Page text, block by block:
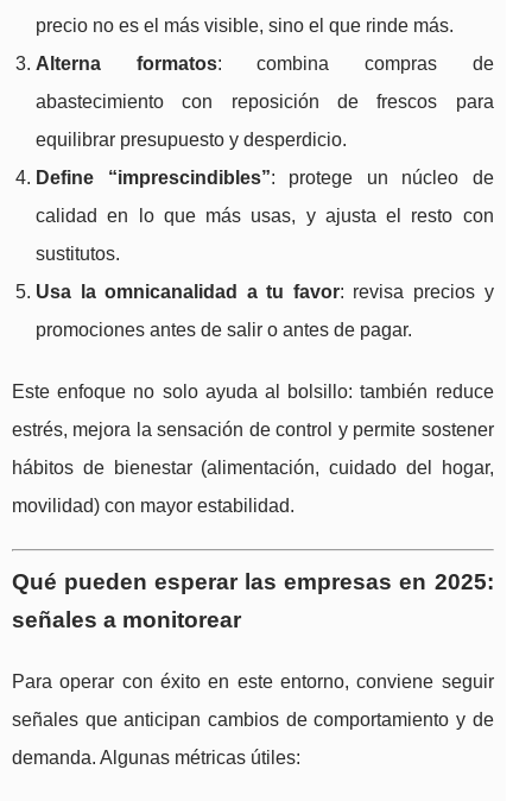
precio no es el más visible, sino el que rinde más.
Alterna formatos: combina compras de
abastecimiento con reposición de frescos para
equilibrar presupuesto y desperdicio.
Define “imprescindibles”: protege un núcleo de
calidad en lo que más usas, y ajusta el resto con
sustitutos.
Usa la omnicanalidad a tu favor: revisa precios y
promociones antes de salir o antes de pagar.
Este enfoque no solo ayuda al bolsillo: también reduce
estrés, mejora la sensación de control y permite sostener
hábitos de bienestar (alimentación, cuidado del hogar,
movilidad) con mayor estabilidad.
Qué pueden esperar las empresas en 2025:
señales a monitorear
Para operar con éxito en este entorno, conviene seguir
señales que anticipan cambios de comportamiento y de
demanda. Algunas métricas útiles: